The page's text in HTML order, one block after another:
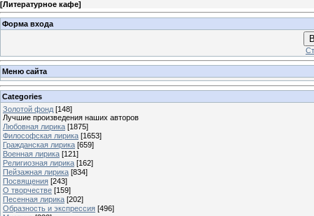
[Литературное кафе]
Форма входа
Меню сайта
Categories
Золотой фонд [148]
Лучшие произведения наших авторов
Любовная лирика [1875]
Философская лирика [1653]
Гражданская лирика [659]
Военная лирика [121]
Религиозная лирика [162]
Пейзажная лирика [834]
Посвящения [243]
О творчестве [159]
Песенная лирика [202]
Образность и экспрессия [496]